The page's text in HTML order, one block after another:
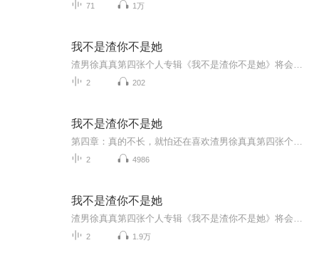
71 1万
我不是渣你不是她
2 202
我不是渣你不是她
2 4986
我不是渣你不是她
2 1.9万